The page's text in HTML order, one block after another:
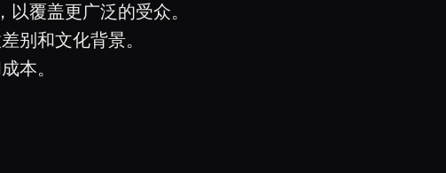
以覆盖更广泛的受众。
别和文化背景。
本。